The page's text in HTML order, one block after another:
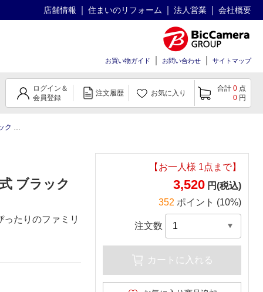
店舗情報 住まいのリフォーム 法人営業 会社概要
お買い物ガイド お問い合わせ サイトマップ
ログイン＆
会員登録
注文履歴 お気に入り
合計 0 点
0 円
式]
ブラック
たりのファミリ
【お一人様 1点まで】
3,520 円(税込)
352 ポイント (10%)
注文数
カートに入れる